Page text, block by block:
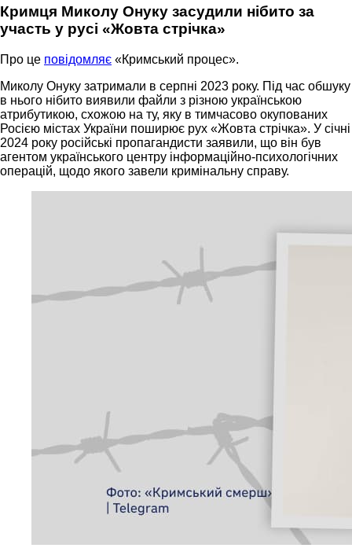
Кримця Миколу Онуку засудили нібито за
участь у русі «Жовта стрічка»
Про це повідомляє «Кримський процес».
Миколу Онуку затримали в серпні 2023 року. Під час обшуку
в нього нібито виявили файли з різною українською
атрибутикою, схожою на ту, яку в тимчасово окупованих
Росією містах України поширює рух «Жовта стрічка». У січні
2024 року російські пропагандисти заявили, що він був
агентом українського центру інформаційно-психологічних
операцій, щодо якого завели кримінальну справу.